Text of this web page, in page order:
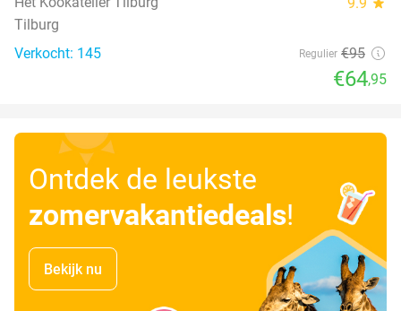
Tilburg
Verkocht: 145
Regulier €95
€64,95
Ontdek de leukste
zomervakantiedeals!
Bekijk nu